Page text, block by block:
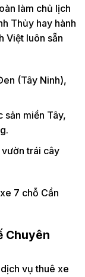
làm chủ lịch
Thủy hay hành
Việt luôn sẵn
(Tây Ninh),
sản miền Tây,
trái cây
Chuyên
vụ thuê xe